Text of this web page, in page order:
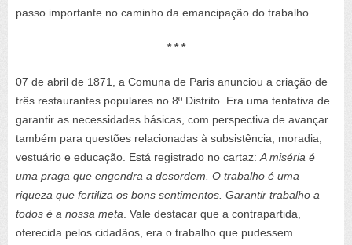
passo importante no caminho da emancipação do trabalho.
* * *
07 de abril de 1871, a Comuna de Paris anunciou a criação de
três restaurantes populares no 8º Distrito. Era uma tentativa de
garantir as necessidades básicas, com perspectiva de avançar
também para questões relacionadas à subsistência, moradia,
vestuário e educação. Está registrado no cartaz:A miséria é
uma praga que engendra a desordem. O trabalho é uma
riqueza que fertiliza os bons sentimentos. Garantir trabalho a
todos é a nossa meta. Vale destacar que a contrapartida,
oferecida pelos cidadãos, era o trabalho que pudessem